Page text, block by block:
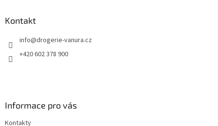
Kontakt
info@drogerie-vanura.cz
+420 602 378 900
Informace pro vás
Kontakty